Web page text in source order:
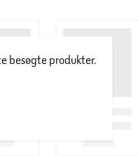
besøgte produkter.